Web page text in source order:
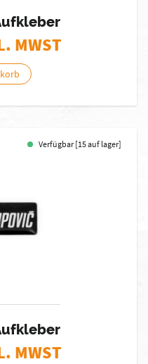
MWST
Verfügbar [15 auf lager]
MWST